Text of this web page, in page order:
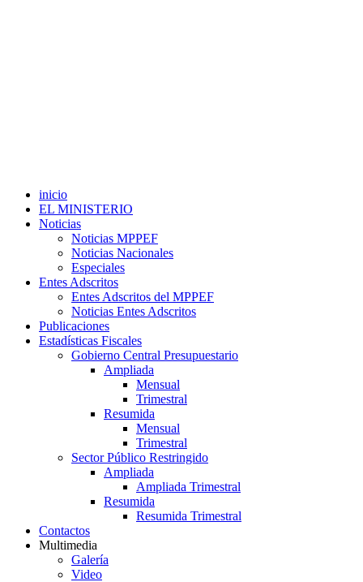
inicio
EL MINISTERIO
Noticias
Noticias MPPEF
Noticias Nacionales
Especiales
Entes Adscritos
Entes Adscritos del MPPEF
Noticias Entes Adscritos
Publicaciones
Estadísticas Fiscales
Gobierno Central Presupuestario
Ampliada
Mensual
Trimestral
Resumida
Mensual
Trimestral
Sector Público Restringido
Ampliada
Ampliada Trimestral
Resumida
Resumida Trimestral
Contactos
Multimedia
Galería
Video